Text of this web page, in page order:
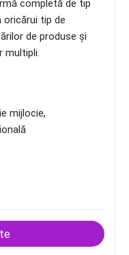
completă de tip
tip de
de produse și
multipli.
mijlocie,